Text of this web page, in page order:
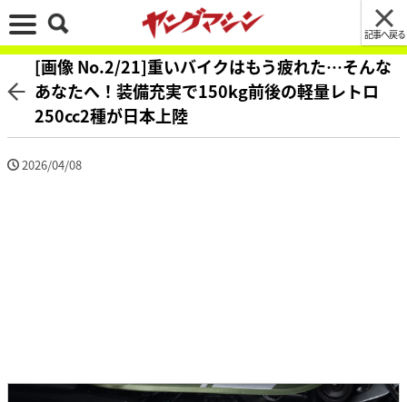
記事へ戻る
[画像 No.2/21]重いバイクはもう疲れた…そんな
あなたへ！装備充実で150kg前後の軽量レトロ
250cc2種が日本上陸
2026/04/08